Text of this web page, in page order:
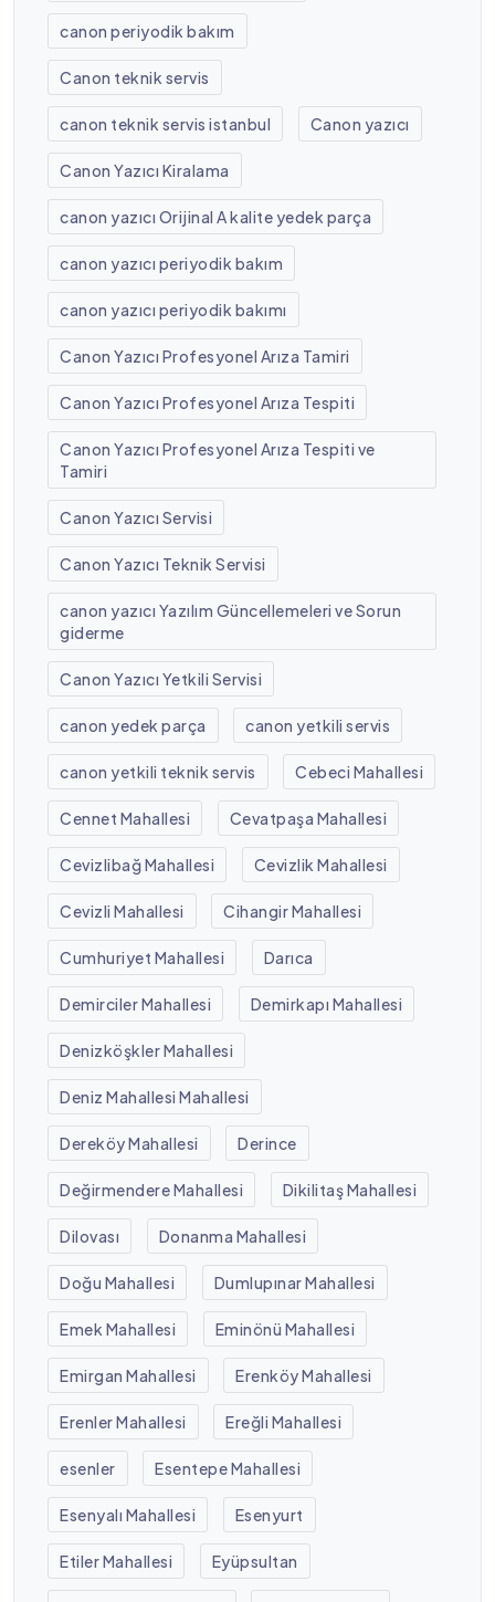
canon periyodik bakım
Canon teknik servis
canon teknik servis istanbul Canon yazıcı
Canon Yazıcı Kiralama
canon yazıcı Orijinal A kalite yedek parça
canon yazıcı periyodik bakım
canon yazıcı periyodik bakımı
Canon Yazıcı Profesyonel Arıza Tamiri
Canon Yazıcı Profesyonel Arıza Tespiti
Canon Yazıcı Profesyonel Arıza Tespiti ve
Tamiri
Canon Yazıcı Servisi
Canon Yazıcı Teknik Servisi
canon yazıcı Yazılım Güncellemeleri ve Sorun
giderme
Canon Yazıcı Yetkili Servisi
canon yedek parça canon yetkili servis
canon yetkili teknik servis Cebeci Mahallesi
Cennet Mahallesi Cevatpaşa Mahallesi
Cevizlibağ Mahallesi Cevizlik Mahallesi
Cevizli Mahallesi Cihangir Mahallesi
Cumhuriyet Mahallesi Darıca
Demirciler Mahallesi Demirkapı Mahallesi
Denizköşkler Mahallesi
Deniz Mahallesi Mahallesi
Dereköy Mahallesi Derince
Değirmendere Mahallesi Dikilitaş Mahallesi
Dilovası Donanma Mahallesi
Doğu Mahallesi Dumlupınar Mahallesi
Emek Mahallesi Eminönü Mahallesi
Emirgan Mahallesi Erenköy Mahallesi
Erenler Mahallesi Ereğli Mahallesi
esenler Esentepe Mahallesi
Esenyalı Mahallesi Esenyurt
Etiler Mahallesi Eyüpsultan